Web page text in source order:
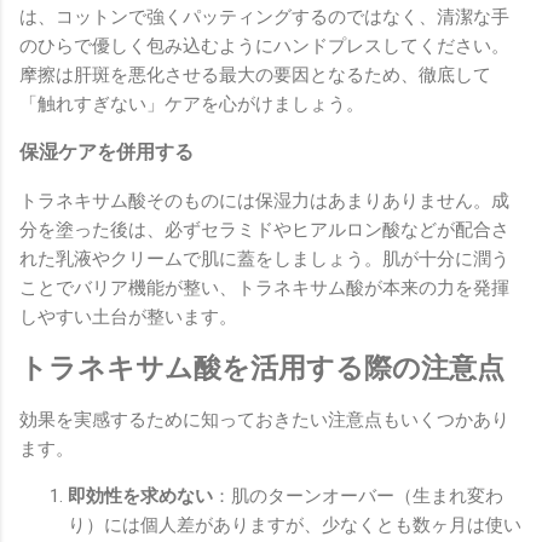
は、コットンで強くパッティングするのではなく、清潔な手
のひらで優しく包み込むようにハンドプレスしてください。
摩擦は肝斑を悪化させる最大の要因となるため、徹底して
「触れすぎない」ケアを心がけましょう。
保湿ケアを併用する
トラネキサム酸そのものには保湿力はあまりありません。成
分を塗った後は、必ずセラミドやヒアルロン酸などが配合さ
れた乳液やクリームで肌に蓋をしましょう。肌が十分に潤う
ことでバリア機能が整い、トラネキサム酸が本来の力を発揮
しやすい土台が整います。
トラネキサム酸を活用する際の注意点
効果を実感するために知っておきたい注意点もいくつかあり
ます。
即効性を求めない ：肌のターンオーバー（生まれ変わ
り）には個人差がありますが、少なくとも数ヶ月は使い